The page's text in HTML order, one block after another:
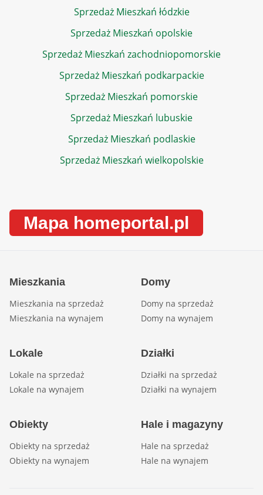
Sprzedaż Mieszkań łódzkie
Sprzedaż Mieszkań opolskie
Sprzedaż Mieszkań zachodniopomorskie
Sprzedaż Mieszkań podkarpackie
Sprzedaż Mieszkań pomorskie
Sprzedaż Mieszkań lubuskie
Sprzedaż Mieszkań podlaskie
Sprzedaż Mieszkań wielkopolskie
Mapa homeportal.pl
Mieszkania
Mieszkania na sprzedaż
Mieszkania na wynajem
Domy
Domy na sprzedaż
Domy na wynajem
Lokale
Lokale na sprzedaż
Lokale na wynajem
Działki
Działki na sprzedaż
Działki na wynajem
Obiekty
Obiekty na sprzedaż
Obiekty na wynajem
Hale i magazyny
Hale na sprzedaż
Hale na wynajem